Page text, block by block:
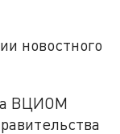
новостного
ВЦИОМ